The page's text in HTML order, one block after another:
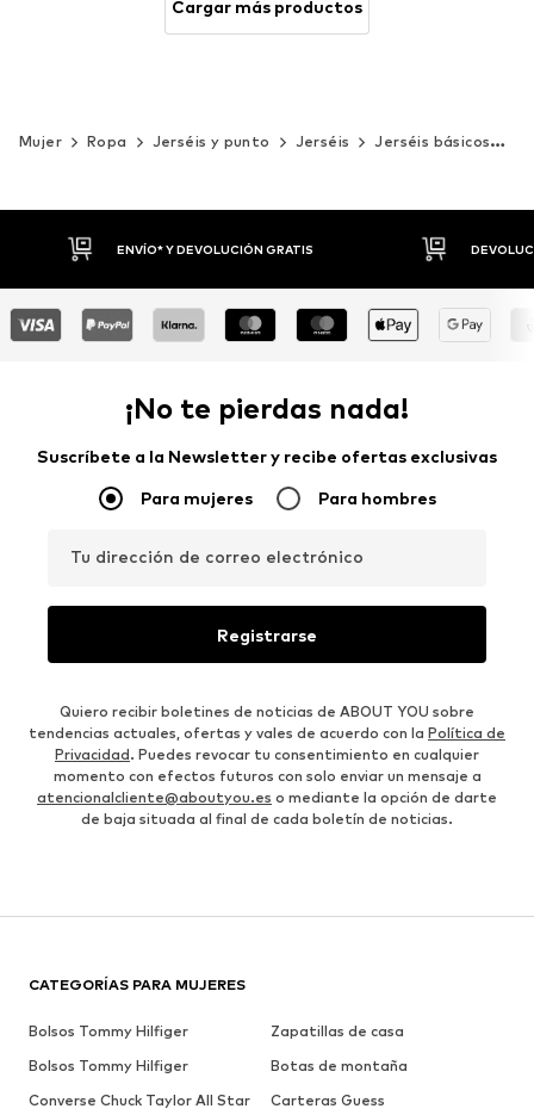
Cargar más productos
Mujer Ropa Jerséis y punto Jerséis Jerséis básicos
DEVOLUCIONES HASTA 30 DÍAS
¡No te pierdas nada!
Suscríbete a la Newsletter y recibe ofertas exclusivas
Para mujeres Para hombres
Tu dirección de correo electrónico
Registrarse
Quiero recibir boletines de noticias de ABOUT YOU sobre
tendencias actuales, ofertas y vales de acuerdo con la Política de
Privacidad. Puedes revocar tu consentimiento en cualquier
momento con efectos futuros con solo enviar un mensaje a
atencionalcliente@aboutyou.es o mediante la opción de darte
de baja situada al final de cada boletín de noticias.
CATEGORÍAS PARA MUJERES
Bolsos Tommy Hilfiger
Zapatillas de casa
Bolsos Tommy Hilfiger
Botas de montaña
Converse Chuck Taylor All Star
Carteras Guess